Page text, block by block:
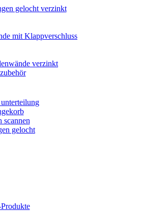
gelocht verzinkt
mit Klappverschluss
verzinkt
scannen
gelocht